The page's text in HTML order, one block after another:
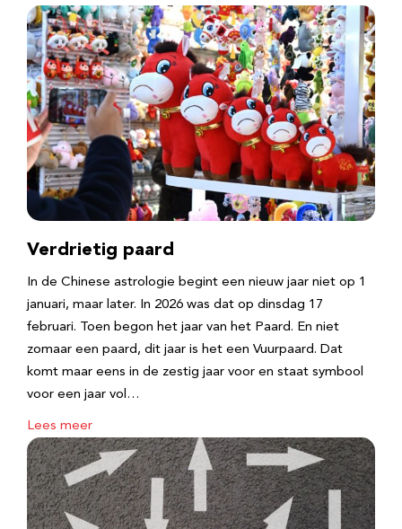
Verdrietig paard
In de Chinese astrologie begint een nieuw jaar niet op 1
januari, maar later. In 2026 was dat op dinsdag 17
februari. Toen begon het jaar van het Paard. En niet
zomaar een paard, dit jaar is het een Vuurpaard. Dat
komt maar eens in de zestig jaar voor en staat symbool
voor een jaar vol…
Lees meer